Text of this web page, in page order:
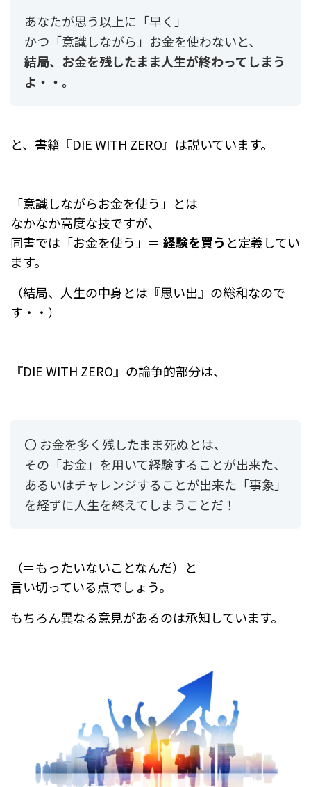
あなたが思う以上に「早く」
かつ「意識しながら」お金を使わないと、
結局、お金を残したまま人生が終わってしまう
よ・・。
と、書籍『DIE WITH ZERO』は説いています。
「意識しながらお金を使う」とは
なかなか高度な技ですが、
同書では「お金を使う」＝ 経験を買う と定義してい
ます。
（結局、人生の中身とは『思い出』の総和なので
す・・）
『DIE WITH ZERO』の論争的部分は、
〇 お金を多く残したまま死ぬとは、
その「お金」を用いて経験することが出来た、
あるいはチャレンジすることが出来た「事象」
を経ずに人生を終えてしまうことだ！
（＝もったいないことなんだ）と
言い切っている点でしょう。
もちろん異なる意見があるのは承知しています。